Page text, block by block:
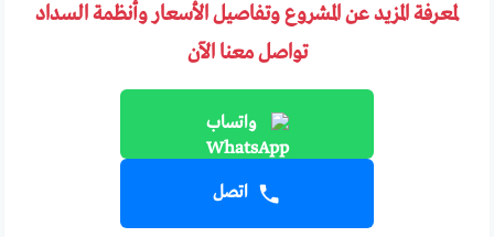
لمعرفة المزيد عن المشروع وتفاصيل الأسعار وأنظمة السداد
تواصل معنا الآن
واتساب
اتصل